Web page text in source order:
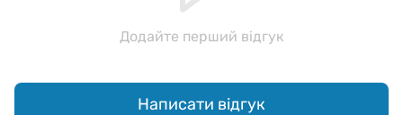
Додайте перший відгук
Написати відгук